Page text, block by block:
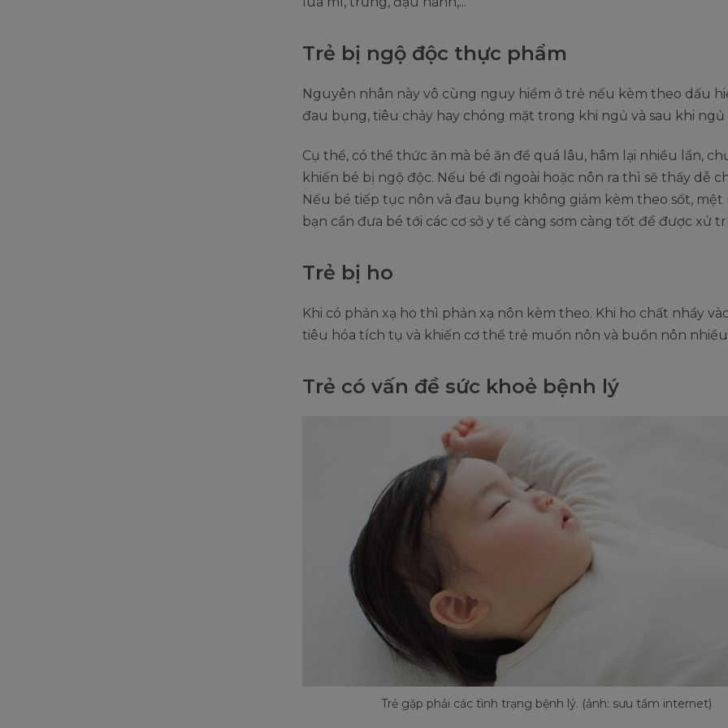
Trẻ bị ngộ độc thực phẩm
Nguyên nhân này vô cùng nguy hiểm ở trẻ nếu kèm theo dấu
đau bụng, tiêu chảy hay chóng mặt trong khi ngủ và sau khi ngủ
Cụ thể, có thể thức ăn mà bé ăn để quá lâu, hâm lại nhiều lần,
khiến bé bị ngộ độc. Nếu bé đi ngoài hoặc nôn ra thì sẽ thấy dễ
Nếu bé tiếp tục nôn và đau bụng không giảm kèm theo sốt, mệt
bạn cần đưa bé tới các cơ sở y tế càng sơm càng tốt để được xử
Trẻ bị ho
Khi có phản xạ ho thì phản xạ nôn kèm theo. Khi ho chất nhầy
tiêu hóa tích tụ và khiến cơ thể trẻ muốn nôn và buồn nôn
Trẻ có vấn đề sức khoẻ bệnh lý
Trẻ gặp phải các tình trạng bệnh lý. (ảnh: sưu tầm internet)